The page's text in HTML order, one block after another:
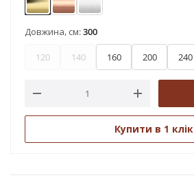
ЗолотоМідьСатин
Довжина, см:300
120 140 160 200 240
Купити в 1 клік